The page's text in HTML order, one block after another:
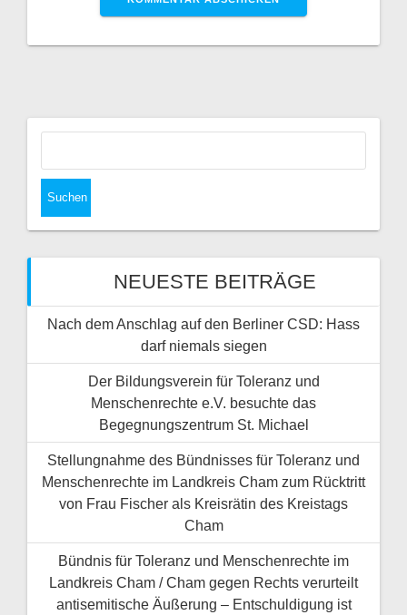
NEUESTE BEITRÄGE
Nach dem Anschlag auf den Berliner CSD: Hass
darf niemals siegen
Der Bildungsverein für Toleranz und
Menschenrechte e.V. besuchte das
Begegnungszentrum St. Michael
Stellungnahme des Bündnisses für Toleranz und
Menschenrechte im Landkreis Cham zum Rücktritt
von Frau Fischer als Kreisrätin des Kreistags
Cham
Bündnis für Toleranz und Menschenrechte im
Landkreis Cham / Cham gegen Rechts verurteilt
antisemitische Äußerung – Entschuldigung ist